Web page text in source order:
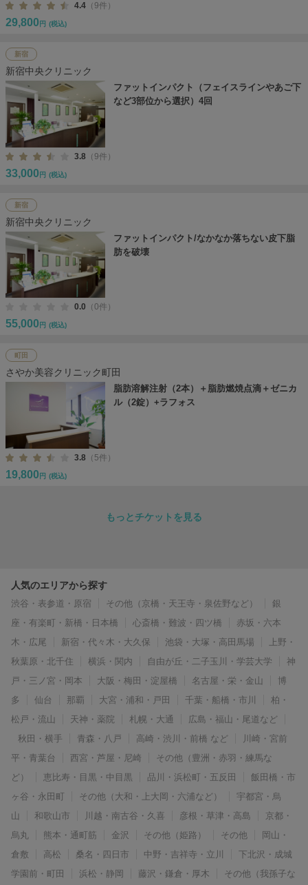
4.4 （9件）
29,800 円 (税込)
新宿
新宿中央クリニック
ファットインパクト（フェイスラインやあご下
など3部位から選択）4回
3.8 （9件）
33,000 円 (税込)
新宿
新宿中央クリニック
ファットインパクト/なかなか落ちない皮下脂
肪を破壊
0.0 （0件）
55,000 円 (税込)
町田
さやか美容クリニック町田
脂肪溶解注射（2本）＋脂肪燃焼点滴＋ゼニカ
ル（2錠）+ラフォス
3.8 （5件）
19,800 円 (税込)
もっとチケットを見る
人気のエリアから探す
渋谷・表参道・原宿 その他（京橋・天王寺・泉佐野など）
銀
座・有楽町・新橋・日本橋
心斎橋・難波・四ツ橋
赤坂・六本
木・広尾
新宿・代々木・大久保 池袋・大塚・高田馬場
上野・
秋葉原・北千住
横浜・関内 自由が丘・二子玉川・学芸大学
神
戸・三ノ宮・岡本
大阪・梅田・淀屋橋 名古屋・栄・金山
博
多
仙台 那覇 大宮・浦和・戸田 千葉・船橋・市川
柏・
松戸・流山
天神・薬院 札幌・大通
広島・福山・尾道など
秋田・横手
青森・八戸 高崎・渋川・前橋 など
川崎・宮前
平・青葉台
西宮・芦屋・尼崎
その他（豊洲・赤羽・練馬な
ど）
恵比寿・目黒・中目黒 品川・浜松町・五反田
飯田橋・市
ヶ谷・永田町
その他（大和・上大岡・六浦など）
宇都宮・烏
山
和歌山市 川越・南古谷・久喜 彦根・草津・高島
京都・
烏丸
熊本・通町筋 金沢 その他（姫路） その他
岡山・
倉敷
高松 桑名・四日市 中野・吉祥寺・立川
下北沢・成城
学園前・町田
浜松・静岡 藤沢・鎌倉・厚木
その他（我孫子な